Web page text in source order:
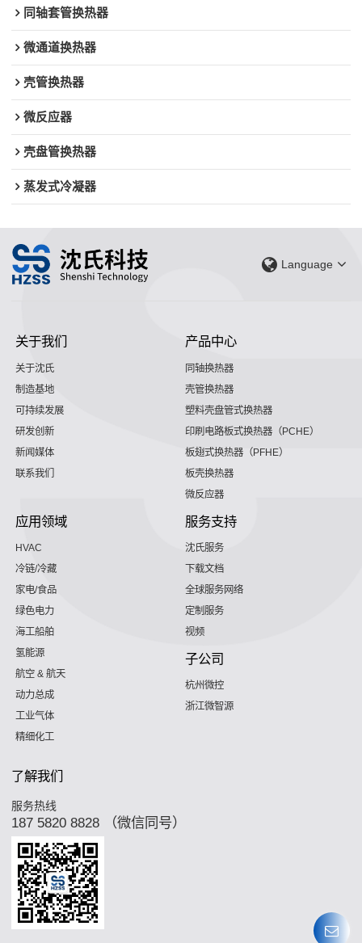
同轴套管换热器
微通道换热器
壳管换热器
微反应器
壳盘管换热器
蒸发式冷凝器
Language
关于我们
关于沈氏
制造基地
可持续发展
研发创新
新闻媒体
联系我们
产品中心
同轴换热器
壳管换热器
塑料壳盘管式换热器
印刷电路板式换热器（PCHE）
板翅式换热器（PFHE）
板壳换热器
微反应器
应用领域
HVAC
冷链/冷藏
家电/食品
绿色电力
海工船舶
氢能源
航空 & 航天
动力总成
工业气体
精细化工
服务支持
沈氏服务
下载文档
全球服务网络
定制服务
视频
子公司
杭州微控
浙江微智源
了解我们
服务热线
187 5820 8828 （微信同号）